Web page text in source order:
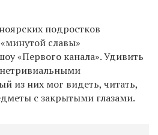
подростков
славы»
«Первого канала». Удивить
из них мог видеть, читать,
с закрытыми глазами.